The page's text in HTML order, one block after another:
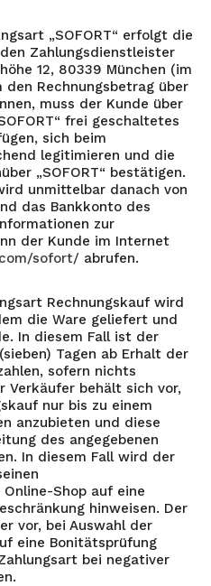
„SOFORT“ erfolgt die
Zahlungsdienstleister
12, 80339 München (im
den Rechnungsbetrag über
muss der Kunde über
frei geschaltetes
sich beim
legitimieren und die
„SOFORT“ bestätigen.
unmittelbar danach von
das Bankkonto des
zur
der Kunde im Internet
sofort/ abrufen.
Rechnungskauf wird
die Ware geliefert und
In diesem Fall ist der
Tagen ab Erhalt der
sofern nichts
Verkäufer behält sich vor,
nur bis zu einem
anzubieten und diese
des angegebenen
In diesem Fall wird der
Shop auf eine
hinweisen. Der
vor, bei Auswahl der
eine Bonitätsprüfung
bei negativer